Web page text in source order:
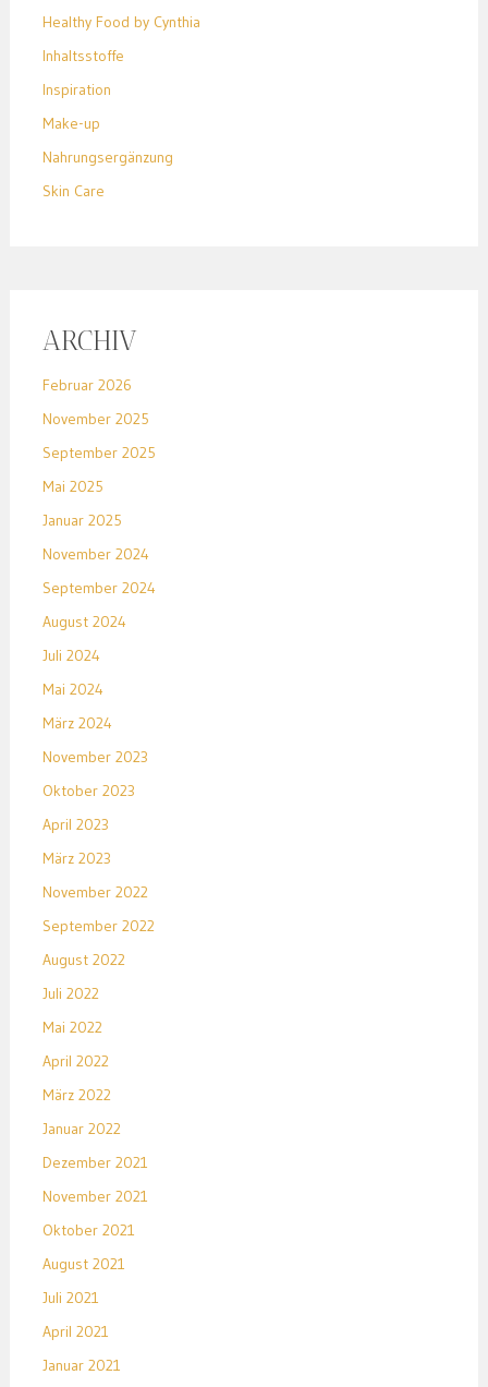
Healthy Food by Cynthia
Inhaltsstoffe
Inspiration
Make-up
Nahrungsergänzung
Skin Care
ARCHIV
Februar 2026
November 2025
September 2025
Mai 2025
Januar 2025
November 2024
September 2024
August 2024
Juli 2024
Mai 2024
März 2024
November 2023
Oktober 2023
April 2023
März 2023
November 2022
September 2022
August 2022
Juli 2022
Mai 2022
April 2022
März 2022
Januar 2022
Dezember 2021
November 2021
Oktober 2021
August 2021
Juli 2021
April 2021
Januar 2021